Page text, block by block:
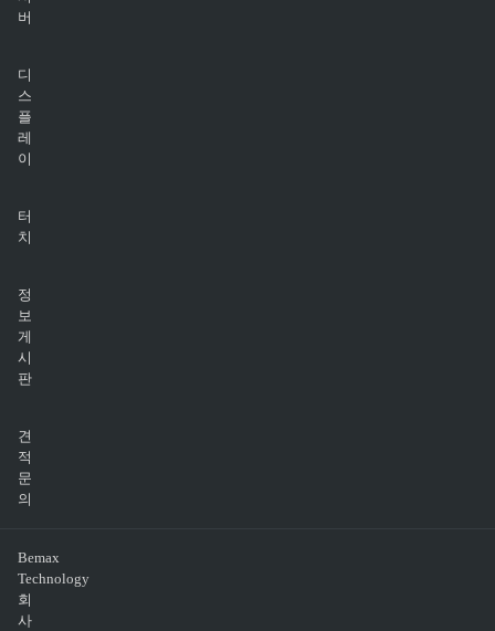
버
디
스
플
레
이
터
치
정
보
게
시
판
견
적
문
의
Bemax
Technology
회
사